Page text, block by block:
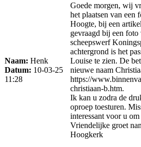
Naam: Henk
Datum: 10-03-25
11:28
Goede morgen, wij
het plaatsen van een
Hoogte, bij een
gevraagd bij een foto
scheepswerf
achtergrond is het
Louise te zien. De
nieuwe naam
https://
christiaan-b.htm.
Ik kan u zodra de
oproep toesturen.
interessant voor u
Vriendelijke groet
Hoogkerk